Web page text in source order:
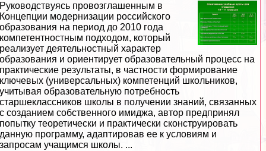
Руководствуясь провозглашенным в
Концепции модернизации российского
образования на период до 2010 года
компетентностным подходом, который
реализует деятельностный хаpaктер
образования и ориентирует образовательный процесс на
пpaктические результаты, в частности формирование
ключевых (универсальных) компетенций школьников,
учитывая образовательную потребность
старшеклассников школы в получении знаний, связанных
с созданием собственного имиджа, автор предпринял
попытку теоретически и пpaктически сконструировать
данную программу, адаптировав ее к условиям и
запросам учащимся школы. ...